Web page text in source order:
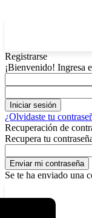
Registrarse
¡Bienvenido! Ingresa
¿Olvidaste tu
Recuperación de
Recupera tu
Se te ha enviado una